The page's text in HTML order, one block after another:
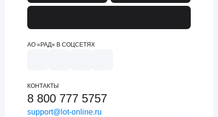
АО «РАД» В СОЦСЕТЯХ
КОНТАКТЫ
8 800 777 5757
support@lot-online.ru